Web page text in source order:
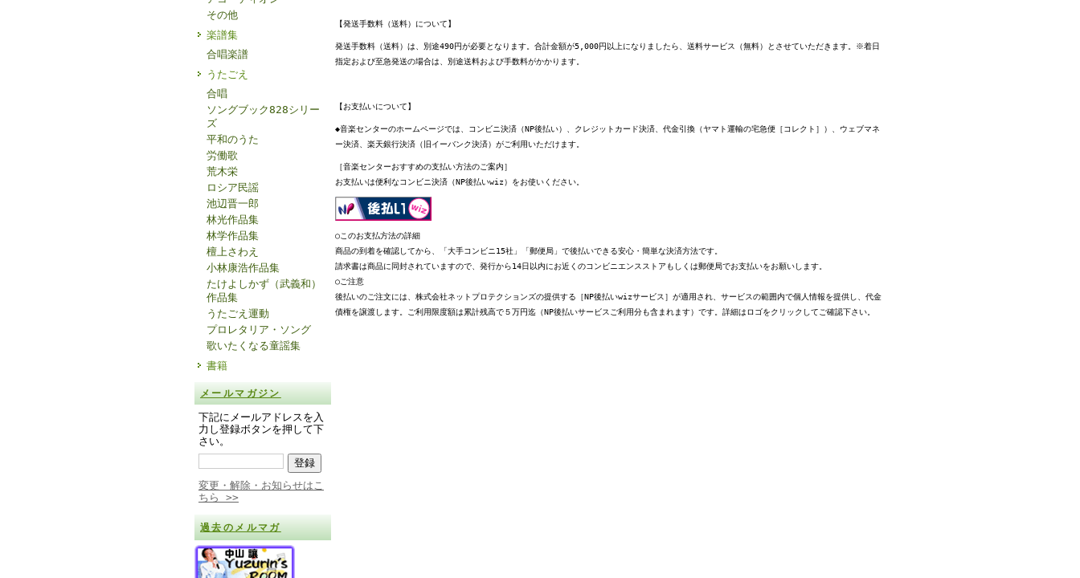
その他
楽譜集
合唱楽譜
うたごえ
合唱
ソングブック828シリー
ズ
平和のうた
労働歌
荒木栄
ロシア民謡
池辺晋一郎
林光作品集
林学作品集
檀上さわえ
小林康浩作品集
たけよしかず（武義和）
作品集
うたごえ運動
プロレタリア・ソング
歌いたくなる童謡集
書籍
メールマガジン
下記にメールアドレスを入
力し登録ボタンを押して下
さい。
変更・解除・お知らせはこ
ちら >>
過去のメルマガ
【発送手数料（送料）について】
発送手数料（送料）は、別途490円が必要となります。合計金額が5,000円以上になりましたら、送料サービス（無料）とさせていただきます。※着日
指定および至急発送の場合は、別途送料および手数料がかかります。
【お支払いについて】
◆音楽センターのホームページでは、コンビニ決済（NP後払い）、クレジットカード決済、代金引換（ヤマト運輸の宅急便［コレクト］）、ウェブマネ
ー決済、楽天銀行決済（旧イーバンク決済）がご利用いただけます。
［音楽センターおすすめの支払い方法のご案内］
お支払いは便利なコンビニ決済（NP後払いwiz）をお使いください。
○このお支払方法の詳細
商品の到着を確認してから、「大手コンビニ15社」「郵便局」で後払いできる安心・簡単な決済方法です。
請求書は商品に同封されていますので、発行から14日以内にお近くのコンビニエンスストアもしくは郵便局でお支払いをお願いします。
○ご注意
後払いのご注文には、株式会社ネットプロテクションズの提供する［NP後払いwizサービス］が適用され、サービスの範囲内で個人情報を提供し、代金
債権を譲渡します。ご利用限度額は累計残高で５万円迄（NP後払いサービスご利用分も含まれます）です。 詳細はロゴをクリックしてご確認下さい。